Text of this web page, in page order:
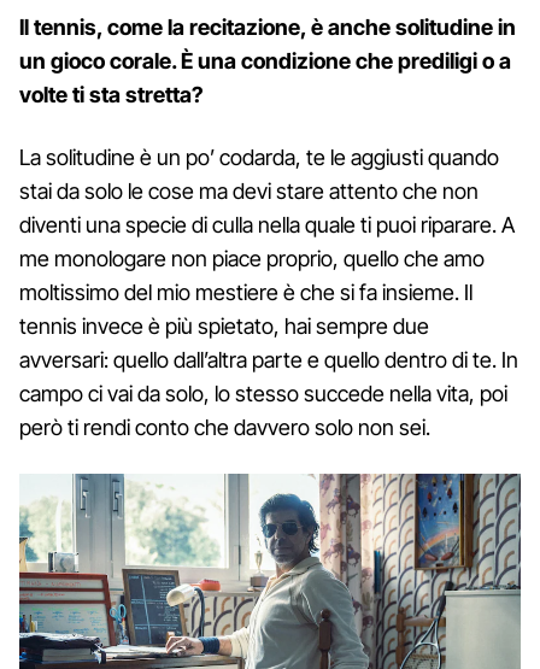
Il tennis, come la recitazione, è anche solitudine in
un gioco corale. È una condizione che prediligi o a
volte ti sta stretta?
La solitudine è un po’ codarda, te le aggiusti quando
stai da solo le cose ma devi stare attento che non
diventi una specie di culla nella quale ti puoi riparare. A
me monologare non piace proprio, quello che amo
moltissimo del mio mestiere è che si fa insieme. Il
tennis invece è più spietato, hai sempre due
avversari: quello dall’altra parte e quello dentro di te. In
campo ci vai da solo, lo stesso succede nella vita, poi
però ti rendi conto che davvero solo non sei.